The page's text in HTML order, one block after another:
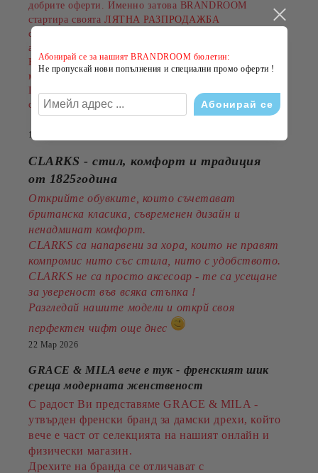
добрите оферти. Именно затова BRANDROOM
стартира своята ЛЯТНА РАЗПРОДАЖБА
с намаления до
аксесоари.
Намаленията важат за разнообразни артикули и
марки, а количествата са ограничени.
Пазарувайте сега и подарете на лятото си повече
стил на по-добра цена!
14 Юли 2026
CLARKS - стил, комфорт и традиция
от 1825година
Открийте обувките, които съчетават
британска класика, съвременен дизайн и
ненадминат комфорт.
CLARKS са напарвени за хора, които не правят
компромис нито със стила, нито с удобството.
CLARKS не са просто аксесоар - те са усещане
за увереност във всяка стъпка !
Разгледай нашите модели и открй своя
перфектен чифт още днес
22 Мар 2026
GRACE & MILA вече е тук - френският шик
среща модерната женственост
С радост Ви представяме GRACE & MILA -
утвърден френски бранд за дамски дрехи, който
вече е част от селекцията на нашият онлайн и
физически магазин.
Дрехите на бранда се отличават с
Абонирай се за нашият BRANDROOM бюлетин:
Не пропускай нови попълнения и специални промо оферти !